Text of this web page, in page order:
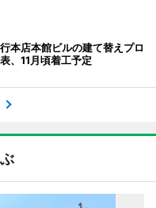
本店本館ビルの建て替えプロ
、11月頃着工予定